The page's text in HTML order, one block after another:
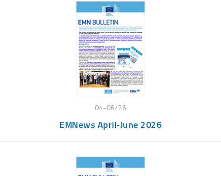
04-06/26
EMNews April-June 2026